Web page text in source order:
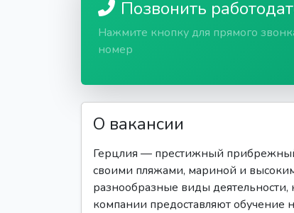
Позвонить
Нажмите кнопку для прямого
номер
О вакансии
Герцлия — престижный
своими пляжами, мариной и
разнообразные виды
компании предоставляют обучение